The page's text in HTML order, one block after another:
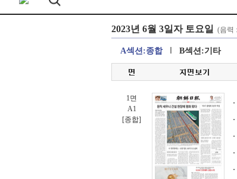
A섹션:종합 B섹션:기타
1면
A1
[종합]